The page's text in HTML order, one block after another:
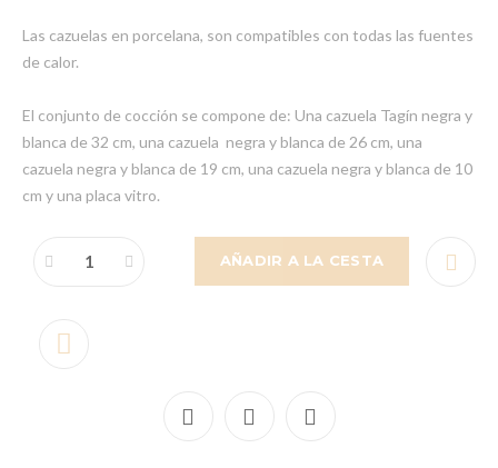
Las cazuelas en porcelana, son compatibles con todas las fuentes
de calor.
El conjunto de cocción se compone de: Una cazuela Tagín negra y
blanca de 32 cm, una cazuela negra y blanca de 26 cm, una
cazuela negra y blanca de 19 cm, una cazuela negra y blanca de 10
cm y una placa vitro.
AÑADIR A LA CESTA